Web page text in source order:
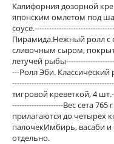
Калифорния дозорной
японским омлетом под
Пирамида.Нежный ролл с
сливочным сыром,
летучей
---Ролл Эби. Классический
тигровой креветкой, 4
---------------------Вес сета 765
прилагаются до четырех
палочекИмбирь, васаби и
отдельно.